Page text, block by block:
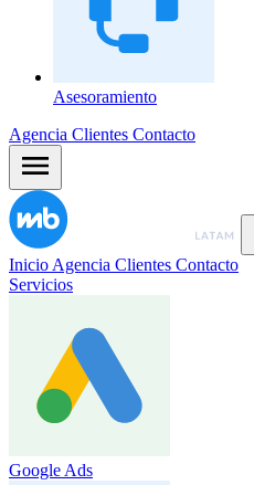
Asesoramiento
Agencia Clientes Contacto
Inicio Agencia Clientes Contacto
Servicios
Google Ads